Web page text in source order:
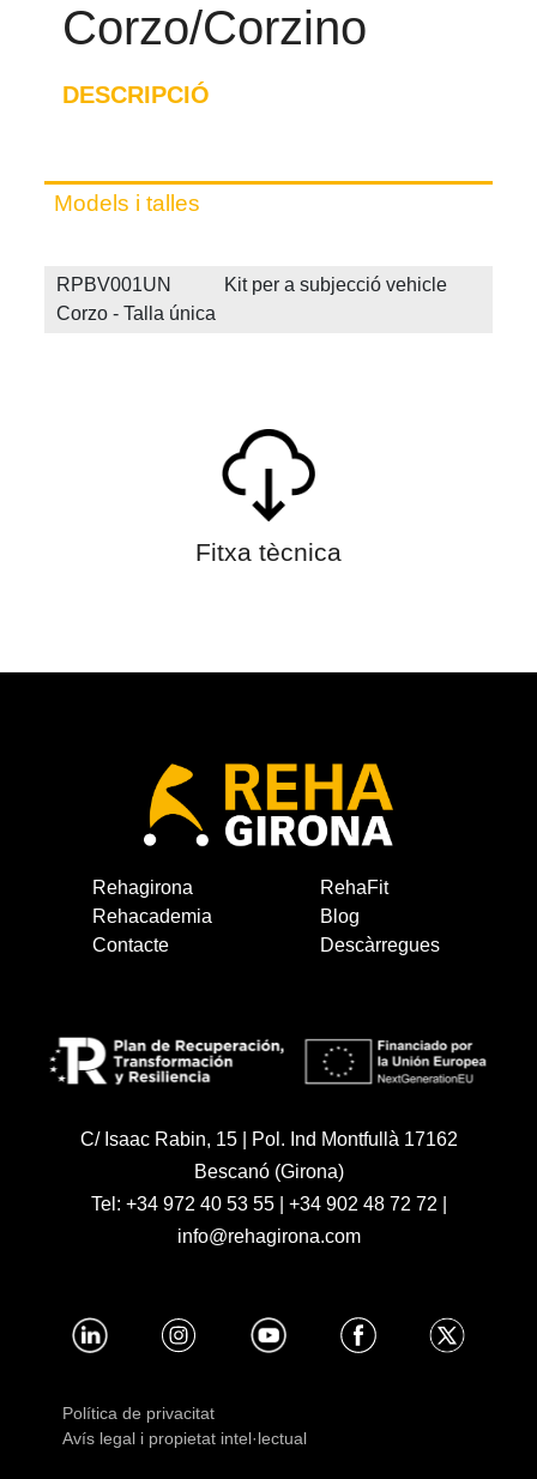
Corzo/Corzino
DESCRIPCIÓ
Models i talles
RPBV001UN Kit per a subjecció vehicle
Corzo - Talla única
Fitxa tècnica
Rehagirona
RehaFit
Rehacademia
Blog
Contacte
Descàrregues
C/ Isaac Rabin, 15 | Pol. Ind Montfullà 17162
Bescanó (Girona)
Tel: +34 972 40 53 55| +34 902 48 72 72
info@rehagirona.com
Política de privacitat
Avís legal i propietat intel·lectual